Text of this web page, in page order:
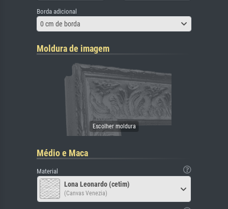
Borda adicional
0 cm de borda
Moldura de imagem
Médio e Maca
Material
Lona Leonardo (cetim)
(Canvas Venezia)